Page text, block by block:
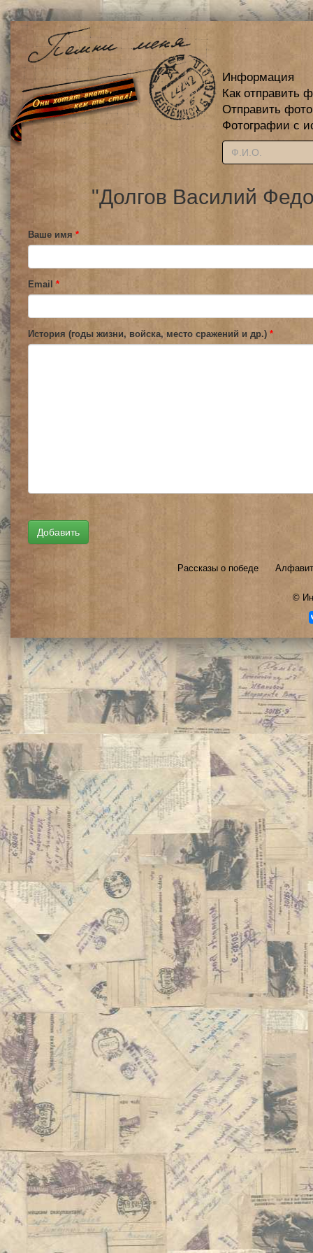
Информация
Как отправить
Отправить
Фотографии с
"Долгов Василий
Ваше имя *
Email *
История (годы жизни, войска, место сражений и др.) *
Рассказы о победе
©